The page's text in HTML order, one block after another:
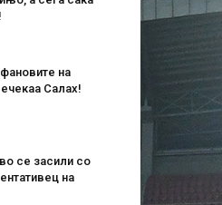
на
Салах!
се засили со
на